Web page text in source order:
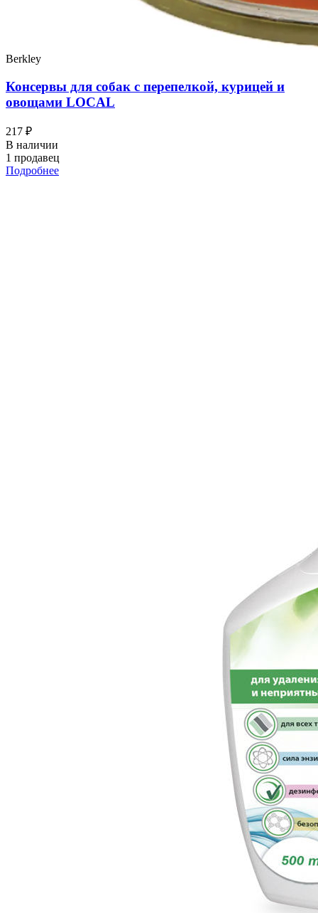
Berkley
Консервы для собак с перепелкой, курицей и
овощами LOCAL
217 ₽
В наличии
1 продавец
Подробнее